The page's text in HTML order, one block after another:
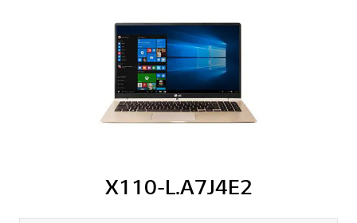
X110-L.A7J4E2